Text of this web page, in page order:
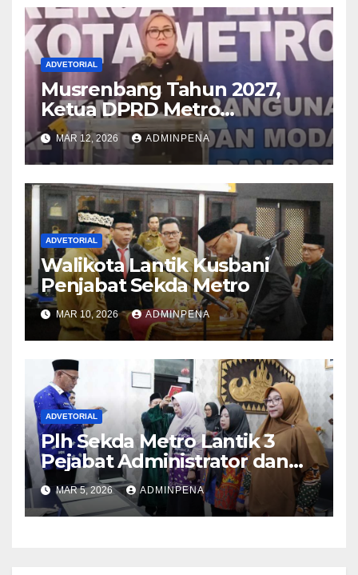
ADVETORIAL
Musrenbang Tahun 2027,
Ketua DPRD Metro
Sampaikan Soal Infrastruktur
hingga Ketahanan Pangan
MAR 12, 2026 ADMINPENA
ADVETORIAL
Walikota Lantik Kusbani
Penjabat Sekda Metro
MAR 10, 2026 ADMINPENA
ADVETORIAL
Plh Sekda Metro Lantik 3
Pejabat Administrator dan
Pengawas
MAR 5, 2026 ADMINPENA